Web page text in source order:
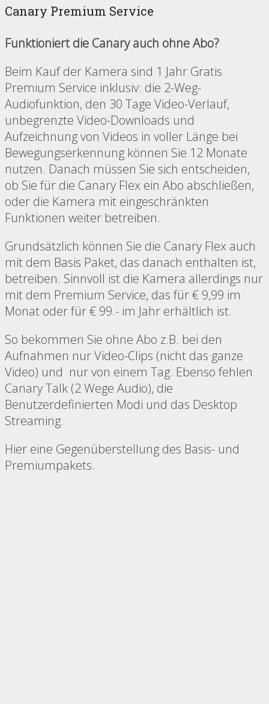
Canary Premium Service
Funktioniert die Canary auch ohne Abo?
Beim Kauf der Kamera sind 1 Jahr Gratis
Premium Service inklusiv: die 2-Weg-
Audiofunktion, den 30 Tage Video-Verlauf,
unbegrenzte Video-Downloads und
Aufzeichnung von Videos in voller Länge bei
Bewegungserkennung können Sie 12 Monate
nutzen. Danach müssen Sie sich entscheiden,
ob Sie für die Canary Flex ein Abo abschließen,
oder die Kamera mit eingeschränkten
Funktionen weiter betreiben.
Grundsätzlich können Sie die Canary Flex auch
mit dem Basis Paket, das danach enthalten ist,
betreiben. Sinnvoll ist die Kamera allerdings nur
mit dem Premium Service, das für € 9,99 im
Monat oder für € 99.- im Jahr erhältlich ist.
So bekommen Sie ohne Abo z.B. bei den
Aufnahmen nur Video-Clips (nicht das ganze
Video) und nur von einem Tag. Ebenso fehlen
Canary Talk (2 Wege Audio), die
Benutzerdefinierten Modi und das Desktop
Streaming.
Hier eine Gegenüberstellung des Basis- und
Premiumpakets.